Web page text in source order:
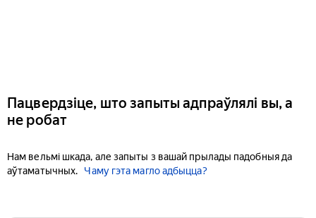
Пацвердзіце, што запыты адпраўлялі вы, а
не робат
Нам вельмі шкада, але запыты з вашай прылады падобныя да
аўтаматычных.
Чаму гэта магло адбыцца?